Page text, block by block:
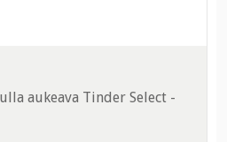
aukeava Tinder Select -